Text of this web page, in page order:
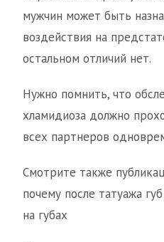
мужчин может быть
воздействия на
остальном отличий нет.
Нужно помнить, что
хламидиоза должно
всех партнеров
Смотрите также
почему после татуажа
на губах